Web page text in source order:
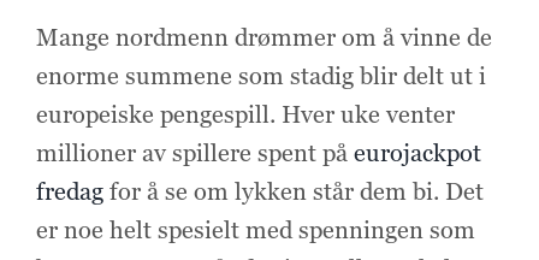
Mange nordmenn drømmer om å vinne de
enorme summene som stadig blir delt ut i
europeiske pengespill. Hver uke venter
millioner av spillere spent på eurojackpot
fredag for å se om lykken står dem bi. Det
er noe helt spesielt med spenningen som